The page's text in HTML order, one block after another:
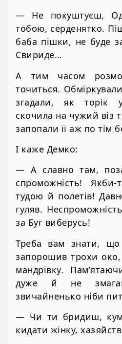
— Не покуштуєш,
тобою, серденятко.
баба пішки, не буде
Свириде…
А тим часом
точиться.
згадали, як торік
скочила на чужий віз
запопали її аж по тім
І каже Демко:
— А славно там,
спроможність!
тудою й полетів!
гуляв.
за Буг виберусь!
Треба вам знати,
запорошив трохи око,
мандрівку.
дуже й не
звичайненько ніби
— Чи ти бридиш,
кидати жінку,